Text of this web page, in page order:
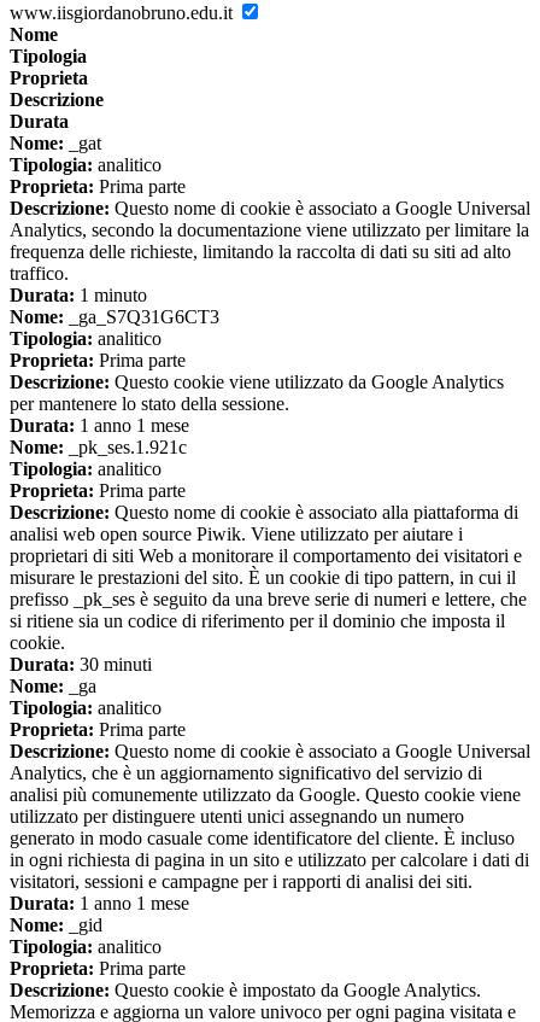
www.iisgiordanobruno.edu.it
Nome
Tipologia
Proprieta
Descrizione
Durata
Nome: _gat
Tipologia: analitico
Proprieta: Prima parte
Descrizione: Questo nome di cookie è associato a Google Universal
Analytics, secondo la documentazione viene utilizzato per limitare la
frequenza delle richieste, limitando la raccolta di dati su siti ad alto
traffico.
Durata: 1 minuto
Nome: _ga_S7Q31G6CT3
Tipologia: analitico
Proprieta: Prima parte
Descrizione: Questo cookie viene utilizzato da Google Analytics
per mantenere lo stato della sessione.
Durata: 1 anno 1 mese
Nome: _pk_ses.1.921c
Tipologia: analitico
Proprieta: Prima parte
Descrizione: Questo nome di cookie è associato alla piattaforma di
analisi web open source Piwik. Viene utilizzato per aiutare i
proprietari di siti Web a monitorare il comportamento dei visitatori e
misurare le prestazioni del sito. È un cookie di tipo pattern, in cui il
prefisso _pk_ses è seguito da una breve serie di numeri e lettere, che
si ritiene sia un codice di riferimento per il dominio che imposta il
cookie.
Durata: 30 minuti
Nome: _ga
Tipologia: analitico
Proprieta: Prima parte
Descrizione: Questo nome di cookie è associato a Google Universal
Analytics, che è un aggiornamento significativo del servizio di
analisi più comunemente utilizzato da Google. Questo cookie viene
utilizzato per distinguere utenti unici assegnando un numero
generato in modo casuale come identificatore del cliente. È incluso
in ogni richiesta di pagina in un sito e utilizzato per calcolare i dati di
visitatori, sessioni e campagne per i rapporti di analisi dei siti.
Durata: 1 anno 1 mese
Nome: _gid
Tipologia: analitico
Proprieta: Prima parte
Descrizione: Questo cookie è impostato da Google Analytics.
Memorizza e aggiorna un valore univoco per ogni pagina visitata e